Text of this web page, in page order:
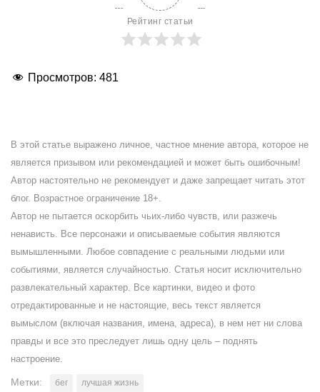
Рейтинг статьи
Просмотров: 481
В этой статье выражено личное, частное мнение автора, которое не
является призывом или рекомендацией и может быть ошибочным!
Автор настоятельно не рекомендует и даже запрещает читать этот
блог. Возрастное ограничение 18+.
Автор не пытается оскорбить чьих-либо чувств, или разжечь
ненависть. Все персонажи и описываемые события являются
вымышленными. Любое совпадение с реальными людьми или
событиями, является случайностью. Статья носит исключительно
развлекательный характер. Все картинки, видео и фото
отредактированные и не настоящие, весь текст является
вымыслом (включая названия, имена, адреса), в нем нет ни слова
правды и все это преследует лишь одну цель – поднять
настроение.
Метки: бег лучшая жизнь